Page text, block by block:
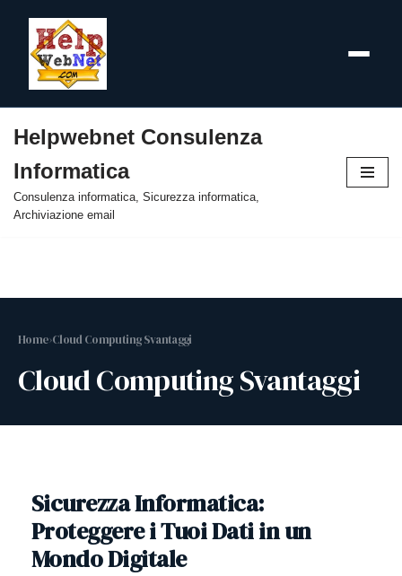
al
contenuto
Helpwebnet Consulenza
Informatica
Consulenza informatica, Sicurezza informatica,
Archiviazione email
Home›Cloud Computing Svantaggi
Cloud Computing Svantaggi
Sicurezza Informatica:
Proteggere i Tuoi Dati in un
Mondo Digitale